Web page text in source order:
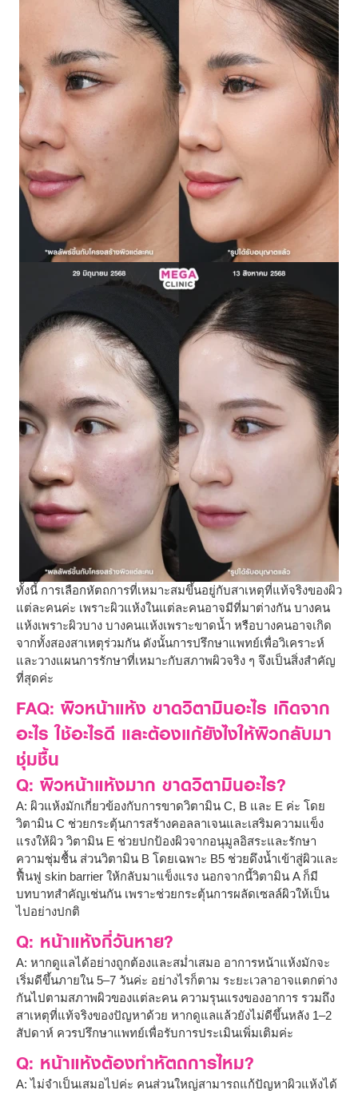
ทั้งนี้ การเลือกหัตถการที่เหมาะสมขึ้นอยู่กับสาเหตุที่แท้จริงของผิว
แต่ละคนค่ะ เพราะผิวแห้งในแต่ละคนอาจมีที่มาต่างกัน บางคน
แห้งเพราะผิวบาง บางคนแห้งเพราะขาดน้ำ หรือบางคนอาจเกิด
จากทั้งสองสาเหตุร่วมกัน ดังนั้นการปรึกษาแพทย์เพื่อวิเคราะห์
และวางแผนการรักษาที่เหมาะกับสภาพผิวจริง ๆ จึงเป็นสิ่งสำคัญ
ที่สุดค่ะ
FAQ: ผิวหน้าแห้ง ขาดวิตามินอะไร เกิดจาก
อะไร ใช้อะไรดี และต้องแก้ยังไงให้ผิวกลับมา
ชุ่มชื้น
Q: ผิวหน้าแห้งมาก ขาดวิตามินอะไร?
A: ผิวแห้งมักเกี่ยวข้องกับการขาดวิตามิน C, B และ E ค่ะ โดย
วิตามิน C ช่วยกระตุ้นการสร้างคอลลาเจนและเสริมความแข็ง
แรงให้ผิว วิตามิน E ช่วยปกป้องผิวจากอนุมูลอิสระและรักษา
ความชุ่มชื้น ส่วนวิตามิน B โดยเฉพาะ B5 ช่วยดึงน้ำเข้าสู่ผิวและ
ฟื้นฟู skin barrier ให้กลับมาแข็งแรง นอกจากนี้วิตามิน A ก็มี
บทบาทสำคัญเช่นกัน เพราะช่วยกระตุ้นการผลัดเซลล์ผิวให้เป็น
ไปอย่างปกติ
Q: หน้าแห้งกี่วันหาย?
A: หากดูแลได้อย่างถูกต้องและสม่ำเสมอ อาการหน้าแห้งมักจะ
เริ่มดีขึ้นภายใน 5–7 วันค่ะ อย่างไรก็ตาม ระยะเวลาอาจแตกต่าง
กันไปตามสภาพผิวของแต่ละคน ความรุนแรงของอาการ รวมถึง
สาเหตุที่แท้จริงของปัญหาด้วย หากดูแลแล้วยังไม่ดีขึ้นหลัง 1–2
สัปดาห์ ควรปรึกษาแพทย์เพื่อรับการประเมินเพิ่มเติมค่ะ
Q: หน้าแห้งต้องทำหัตถการไหม?
A: ไม่จำเป็นเสมอไปค่ะ คนส่วนใหญ่สามารถแก้ปัญหาผิวแห้งได้